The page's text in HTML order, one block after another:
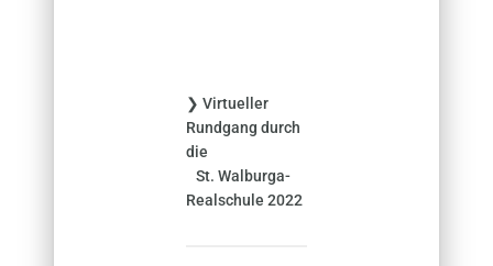
❯ Virtueller
Rundgang durch
die
St. Walburga-
Realschule 2022